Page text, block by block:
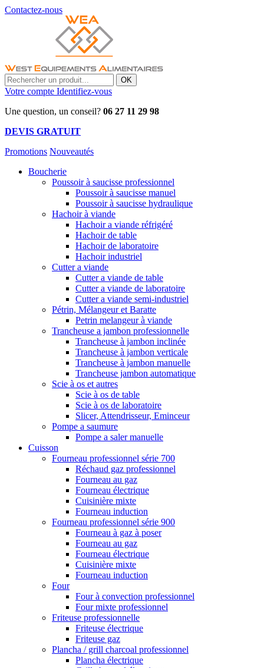
Contactez-nous
OK
Votre compte Identifiez-vous
Une question, un conseil? 06 27 11 29 98
DEVIS GRATUIT
Promotions Nouveautés
Boucherie
Poussoir à saucisse professionnel
Poussoir à saucisse manuel
Poussoir à saucisse hydraulique
Hachoir à viande
Hachoir a viande réfrigéré
Hachoir de table
Hachoir de laboratoire
Hachoir industriel
Cutter a viande
Cutter a viande de table
Cutter a viande de laboratoire
Cutter a viande semi-industriel
Pétrin, Mélangeur et Baratte
Petrin melangeur à viande
Trancheuse a jambon professionnelle
Trancheuse à jambon inclinée
Trancheuse à jambon verticale
Trancheuse à jambon manuelle
Trancheuse jambon automatique
Scie à os et autres
Scie à os de table
Scie à os de laboratoire
Slicer, Attendrisseur, Eminceur
Pompe a saumure
Pompe a saler manuelle
Cuisson
Fourneau professionnel série 700
Réchaud gaz professionnel
Fourneau au gaz
Fourneau électrique
Cuisinière mixte
Fourneau induction
Fourneau professionnel série 900
Fourneau à gaz à poser
Fourneau au gaz
Fourneau électrique
Cuisinière mixte
Fourneau induction
Four
Four à convection professionnel
Four mixte professionnel
Friteuse professionnelle
Friteuse électrique
Friteuse gaz
Plancha / grill charcoal professionnel
Plancha électrique